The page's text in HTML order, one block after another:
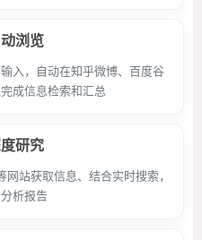
浏览
入，自动在知乎微博、百度谷
成信息检索和汇总
研究
站获取信息、结合实时搜索，
析报告